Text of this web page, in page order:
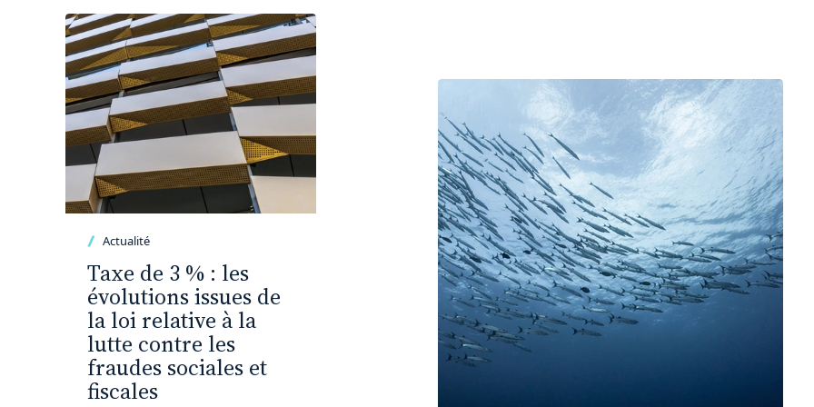
Actualité
Taxe de 3 % : les
évolutions issues de
la loi relative à la
lutte contre les
fraudes sociales et
fiscales